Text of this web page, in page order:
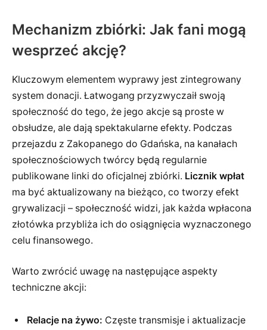
Mechanizm zbiórki: Jak fani mogą
wesprzeć akcję?
Kluczowym elementem wyprawy jest zintegrowany
system donacji. Łatwogang przyzwyczaił swoją
społeczność do tego, że jego akcje są proste w
obsłudze, ale dają spektakularne efekty. Podczas
przejazdu z Zakopanego do Gdańska, na kanałach
społecznościowych twórcy będą regularnie
publikowane linki do oficjalnej zbiórki. Licznik wpłat
ma być aktualizowany na bieżąco, co tworzy efekt
grywalizacji – społeczność widzi, jak każda wpłacona
złotówka przybliża ich do osiągnięcia wyznaczonego
celu finansowego.
Warto zwrócić uwagę na następujące aspekty
techniczne akcji:
Relacje na żywo: Częste transmisje i aktualizacje